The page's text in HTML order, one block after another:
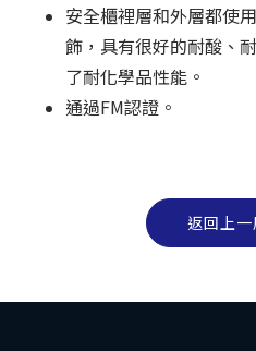
安全櫃裡層和外層都使
飾，具有很好的耐酸、
了耐化學品性能。
通過FM認證。
返回上